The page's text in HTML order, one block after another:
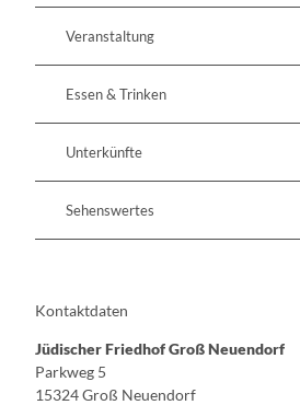
Veranstaltung
Essen & Trinken
Unterkünfte
Sehenswertes
Kontaktdaten
Jüdischer Friedhof Groß Neuendorf
Parkweg 5
15324Groß Neuendorf